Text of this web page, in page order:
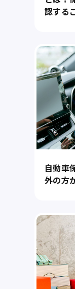
認する
自動車
外の方